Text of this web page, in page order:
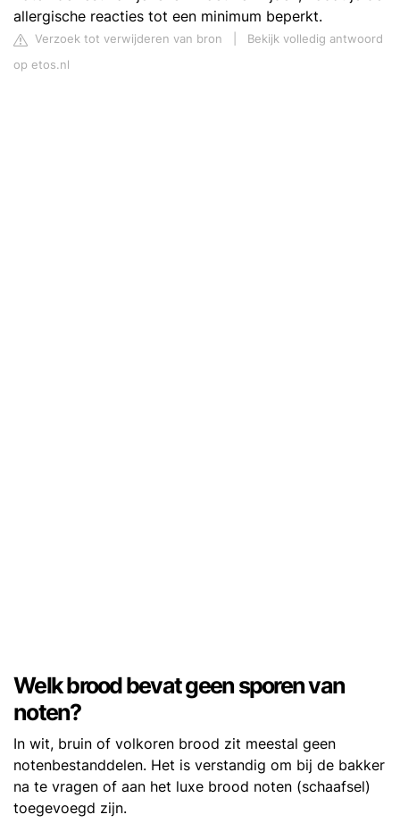
allergische reacties tot een minimum beperkt.
Verzoek tot verwijderen van bron
Bekijk volledig antwoord
op etos.nl
Welk brood bevat geen sporen van
noten?
In wit, bruin of volkoren brood zit meestal geen
notenbestanddelen. Het is verstandig om bij de bakker
na te vragen of aan het luxe brood noten (schaafsel)
toegevoegd zijn.